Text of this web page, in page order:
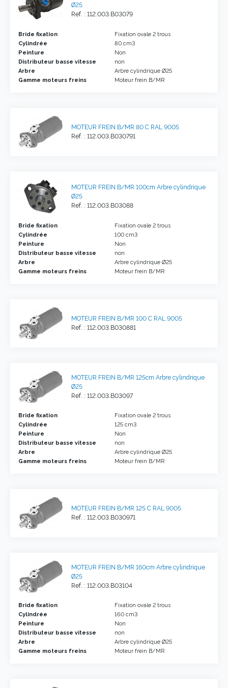
Ø25
Ref. : 112.003.B03079
Bride fixation
Fixation ovale 2 trous
Cylindrée
80 cm3
Peinture
Non
Distributeur basse vitesse
non
Arbre
Arbre cylindrique Ø25
Gamme moteurs freins
Moteur frein B/MR
MOTEUR FREIN B/MR 80 C RAL 9005
Ref. : 112.003.B030791
MOTEUR FREIN B/MR 100cm Arbre cylindrique
Ø25
Ref. : 112.003.B03088
Bride fixation
Fixation ovale 2 trous
Cylindrée
100 cm3
Peinture
Non
Distributeur basse vitesse
non
Arbre
Arbre cylindrique Ø25
Gamme moteurs freins
Moteur frein B/MR
MOTEUR FREIN B/MR 100 C RAL 9005
Ref. : 112.003.B030881
MOTEUR FREIN B/MR 125cm Arbre cylindrique
Ø25
Ref. : 112.003.B03097
Bride fixation
Fixation ovale 2 trous
Cylindrée
125 cm3
Peinture
Non
Distributeur basse vitesse
non
Arbre
Arbre cylindrique Ø25
Gamme moteurs freins
Moteur frein B/MR
MOTEUR FREIN B/MR 125 C RAL 9005
Ref. : 112.003.B030971
MOTEUR FREIN B/MR 160cm Arbre cylindrique
Ø25
Ref. : 112.003.B03104
Bride fixation
Fixation ovale 2 trous
Cylindrée
160 cm3
Peinture
Non
Distributeur basse vitesse
non
Arbre
Arbre cylindrique Ø25
Gamme moteurs freins
Moteur frein B/MR